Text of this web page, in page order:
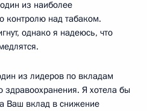
из наиболее
контролю над табаком.
однако я надеюсь, что
из лидеров по вкладам
Я хотела бы
Ваш вклад в снижение